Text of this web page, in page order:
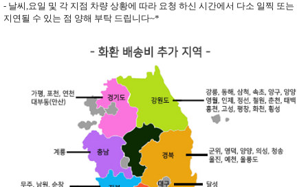
- 날씨,요일 및 각 지점 차량 상황에 따라 요청 하신 시간에서 다소 일찍 또는
지연될 수 있는 점 양해 부탁 드립니다~*